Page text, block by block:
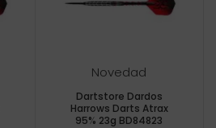
Novedad
Dartstore Dardos
Harrows Darts Atrax
95% 23g BD84823